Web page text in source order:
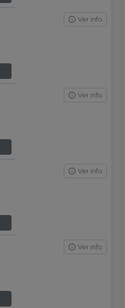
Ver info
Ver info
Ver info
Ver info